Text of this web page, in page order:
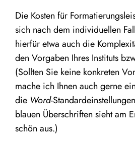
Die Kos­ten für
sich nach dem indi­vi­du­el­len
hier­für etwa auch die
den Vor­ga­ben Ihres Insti­tuts
(Soll­ten Sie kei­ne kon­kre­ten
mache ich Ihnen auch ger­ne
die Word-
blau­en Über­schrif­ten sieht am
schön aus.)